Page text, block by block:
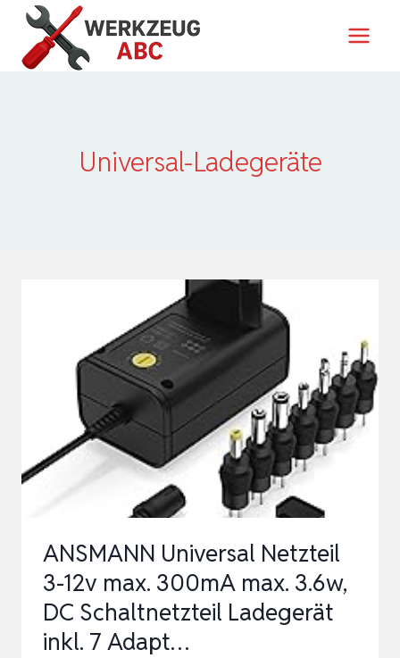
Zum
Inhalt
springen
Universal-Ladegeräte
ANSMANN Universal Netzteil
3-12v max. 300mA max. 3.6w,
DC Schaltnetzteil Ladegerät
inkl. 7 Adapt…